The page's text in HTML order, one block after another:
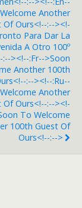
Another
Ours<!--:--><!-
Para Dar La
A Otro 100º
:--><!--:fr-->Soon
Another 100th
:--><!--:ru--
Another
Ours<!--:--><!-
To Welcome
100th Guest Of
Ours<!--:-->